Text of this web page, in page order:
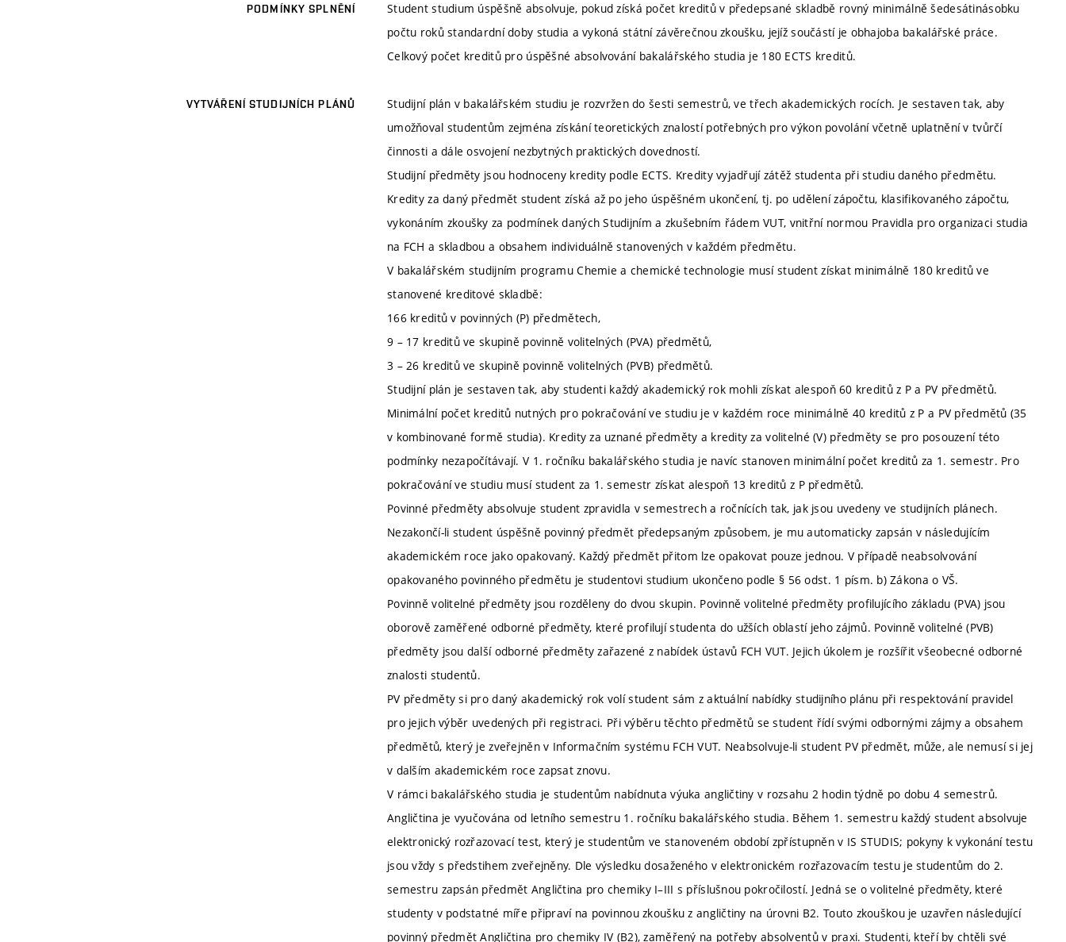
PODMÍNKY SPLNĚNÍ
Student studium úspěšně absolvuje, pokud získá počet kreditů v předepsané skladbě rovný minimálně šedesátinásobku
počtu roků standardní doby studia a vykoná státní závěrečnou zkoušku, jejíž součástí je obhajoba bakalářské práce.
Celkový počet kreditů pro úspěšné absolvování bakalářského studia je 180 ECTS kreditů.
VYTVÁŘENÍ STUDIJNÍCH PLÁNŮ
Studijní plán v bakalářském studiu je rozvržen do šesti semestrů, ve třech akademických rocích. Je sestaven tak, aby
umožňoval studentům zejména získání teoretických znalostí potřebných pro výkon povolání včetně uplatnění v tvůrčí
činnosti a dále osvojení nezbytných praktických dovedností.
Studijní předměty jsou hodnoceny kredity podle ECTS. Kredity vyjadřují zátěž studenta při studiu daného předmětu.
Kredity za daný předmět student získá až po jeho úspěšném ukončení, tj. po udělení zápočtu, klasifikovaného zápočtu,
vykonáním zkoušky za podmínek daných Studijním a zkušebním řádem VUT, vnitřní normou Pravidla pro organizaci studia
na FCH a skladbou a obsahem individuálně stanovených v každém předmětu.
V bakalářském studijním programu Chemie a chemické technologie musí student získat minimálně 180 kreditů ve
stanovené kreditové skladbě:
166 kreditů v povinných (P) předmětech,
9 – 17 kreditů ve skupině povinně volitelných (PVA) předmětů,
3 – 26 kreditů ve skupině povinně volitelných (PVB) předmětů.
Studijní plán je sestaven tak, aby studenti každý akademický rok mohli získat alespoň 60 kreditů z P a PV předmětů.
Minimální počet kreditů nutných pro pokračování ve studiu je v každém roce minimálně 40 kreditů z P a PV předmětů (35
v kombinované formě studia). Kredity za uznané předměty a kredity za volitelné (V) předměty se pro posouzení této
podmínky nezapočítávají. V 1. ročníku bakalářského studia je navíc stanoven minimální počet kreditů za 1. semestr. Pro
pokračování ve studiu musí student za 1. semestr získat alespoň 13 kreditů z P předmětů.
Povinné předměty absolvuje student zpravidla v semestrech a ročnících tak, jak jsou uvedeny ve studijních plánech.
Nezakončí-li student úspěšně povinný předmět předepsaným způsobem, je mu automaticky zapsán v následujícím
akademickém roce jako opakovaný. Každý předmět přitom lze opakovat pouze jednou. V případě neabsolvování
opakovaného povinného předmětu je studentovi studium ukončeno podle § 56 odst. 1 písm. b) Zákona o VŠ.
Povinně volitelné předměty jsou rozděleny do dvou skupin. Povinně volitelné předměty profilujícího základu (PVA) jsou
oborově zaměřené odborné předměty, které profilují studenta do užších oblastí jeho zájmů. Povinně volitelné (PVB)
předměty jsou další odborné předměty zařazené z nabídek ústavů FCH VUT. Jejich úkolem je rozšířit všeobecné odborné
znalosti studentů.
PV předměty si pro daný akademický rok volí student sám z aktuální nabídky studijního plánu při respektování pravidel
pro jejich výběr uvedených při registraci. Při výběru těchto předmětů se student řídí svými odbornými zájmy a obsahem
předmětů, který je zveřejněn v Informačním systému FCH VUT. Neabsolvuje-li student PV předmět, může, ale nemusí si jej
v dalším akademickém roce zapsat znovu.
V rámci bakalářského studia je studentům nabídnuta výuka angličtiny v rozsahu 2 hodin týdně po dobu 4 semestrů.
Angličtina je vyučována od letního semestru 1. ročníku bakalářského studia. Během 1. semestru každý student absolvuje
elektronický rozřazovací test, který je studentům ve stanoveném období zpřístupněn v IS STUDIS; pokyny k vykonání testu
jsou vždy s předstihem zveřejněny. Dle výsledku dosaženého v elektronickém rozřazovacím testu je studentům do 2.
semestru zapsán předmět Angličtina pro chemiky I–III s příslušnou pokročilostí. Jedná se o volitelné předměty, které
studenty v podstatné míře připraví na povinnou zkoušku z angličtiny na úrovni B2. Touto zkouškou je uzavřen následující
povinný předmět Angličtina pro chemiky IV (B2), zaměřený na potřeby absolventů v praxi. Studenti, kteří by chtěli své